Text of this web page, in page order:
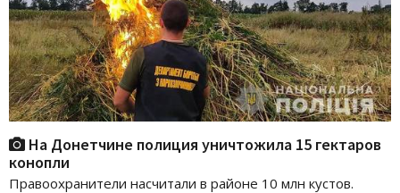
На Донетчине полиция уничтожила 15 гектаров
конопли
Правоохранители насчитали в районе 10 млн кустов.